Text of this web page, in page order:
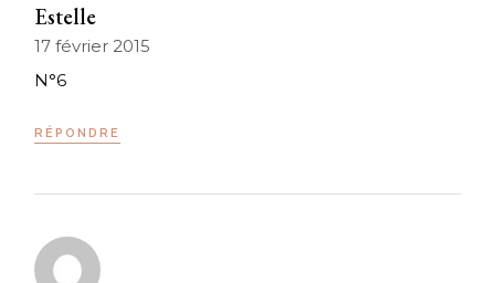
Estelle
17 février 2015
N°6
RÉPONDRE